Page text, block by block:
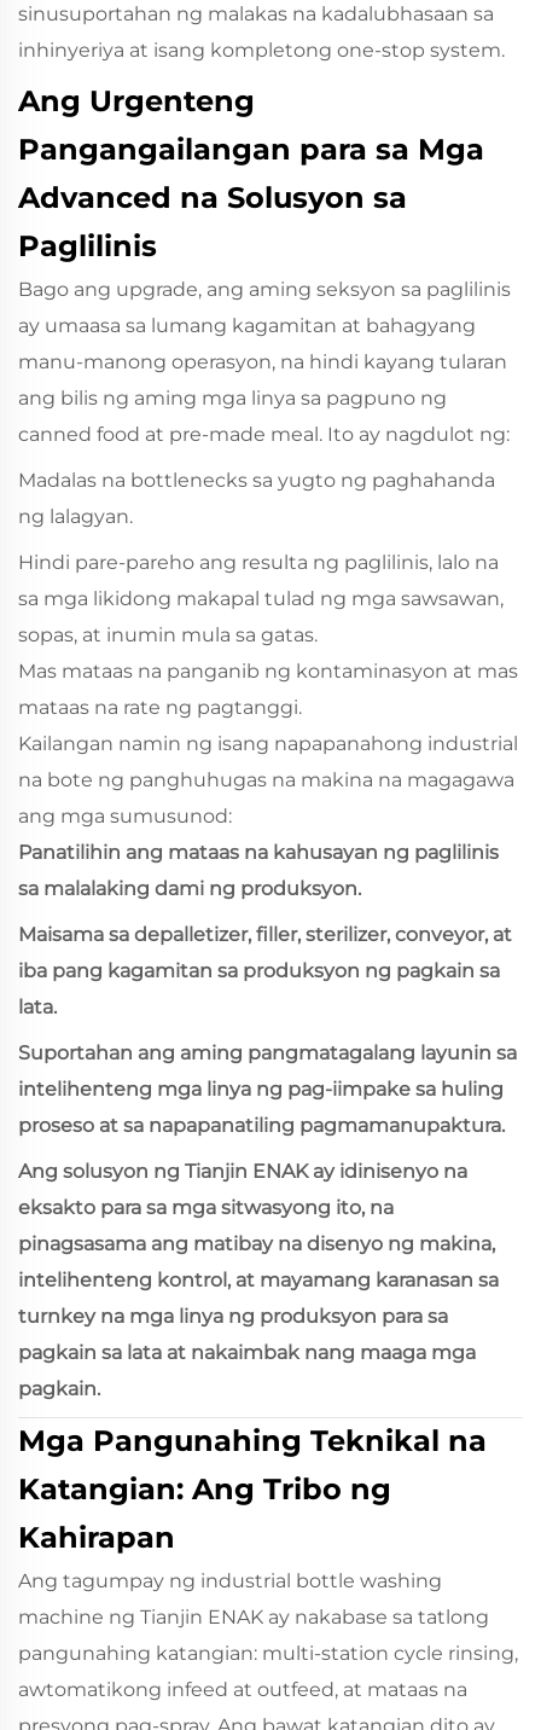
sinusuportahan ng malakas na kadalubhasaan sa
inhinyeriya at isang kompletong one-stop system.
Ang Urgenteng
Pangangailangan para sa Mga
Advanced na Solusyon sa
Paglilinis
Bago ang upgrade, ang aming seksyon sa paglilinis
ay umaasa sa lumang kagamitan at bahagyang
manu-manong operasyon, na hindi kayang tularan
ang bilis ng aming mga linya sa pagpuno ng
canned food at pre-made meal. Ito ay nagdulot ng:
Madalas na bottlenecks sa yugto ng paghahanda
ng lalagyan.
Hindi pare-pareho ang resulta ng paglilinis, lalo na
sa mga likidong makapal tulad ng mga sawsawan,
sopas, at inumin mula sa gatas.
Mas mataas na panganib ng kontaminasyon at mas
mataas na rate ng pagtanggi.
Kailangan namin ng isang napapanahong industrial
na bote ng panghuhugas na makina na magagawa
ang mga sumusunod:
Panatilihin ang mataas na kahusayan ng paglilinis
sa malalaking dami ng produksyon.
Maisama sa depalletizer, filler, sterilizer, conveyor, at
iba pang kagamitan sa produksyon ng pagkain sa
lata.
Suportahan ang aming pangmatagalang layunin sa
intelihenteng mga linya ng pag-iimpake sa huling
proseso at sa napapanatiling pagmamanupaktura.
Ang solusyon ng Tianjin ENAK ay idinisenyo na
eksakto para sa mga sitwasyong ito, na
pinagsasama ang matibay na disenyo ng makina,
intelihenteng kontrol, at mayamang karanasan sa
turnkey na mga linya ng produksyon para sa
pagkain sa lata at nakaimbak nang maaga mga
pagkain.
Mga Pangunahing Teknikal na
Katangian: Ang Tribo ng
Kahirapan
Ang tagumpay ng industrial bottle washing
machine ng Tianjin ENAK ay nakabase sa tatlong
pangunahing katangian: multi-station cycle rinsing,
awtomatikong infeed at outfeed, at mataas na